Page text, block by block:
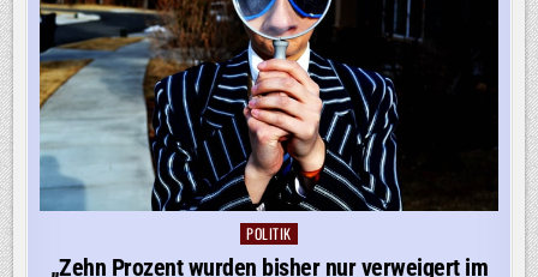
Posted
POLITIK
„Zehn Prozent wurden bisher nur verweigert im